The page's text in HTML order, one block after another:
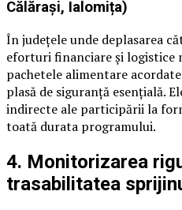
Călărași, Ialomița)
În județele unde deplasarea
eforturi financiare și logistice
pachetele alimentare
plasă de siguranță esențială.
indirecte ale participării la
toată durata programului.
4. Monitorizarea
trasabilitatea